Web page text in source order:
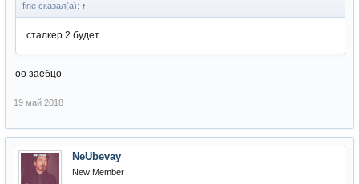
fine сказал(а): ↑
сталкер 2 будет
оо заебцо
19 май 2018
NeUbevay
New Member